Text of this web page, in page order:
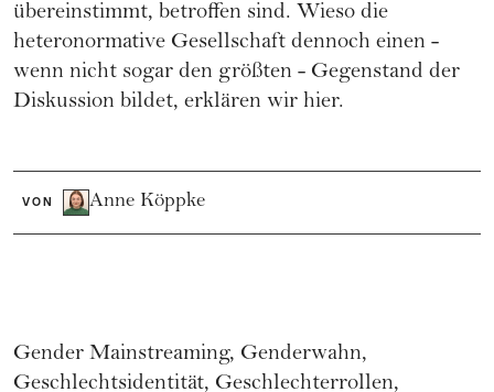
übereinstimmt, betroffen sind. Wieso die
heteronormative Gesellschaft dennoch einen -
wenn nicht sogar den größten - Gegenstand der
Diskussion bildet, erklären wir hier.
VON Anne Köppke
Gender Mainstreaming, Genderwahn,
Geschlechtsidentität, Geschlechterrollen,